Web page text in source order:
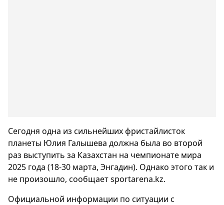
Сегодня одна из сильнейших фристайлисток
планеты Юлия Галышева должна была во второй
раз выступить за Казахстан на чемпионате мира
2025 года (18-30 марта, Энгадин). Однако этого так и
не произошло, сообщает sportarena.kz.
Официальной информации по ситуации с